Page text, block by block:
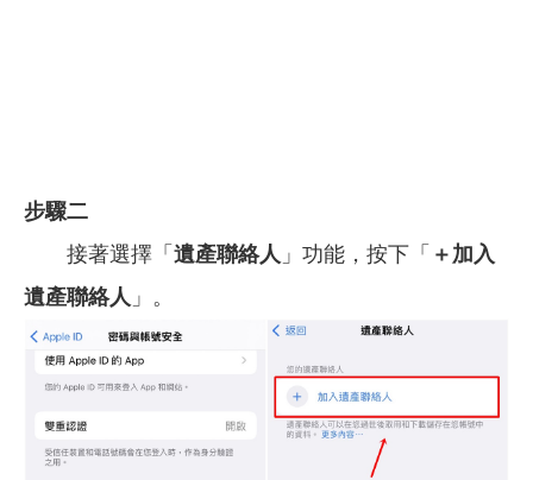
步驟二
接著選擇「 遺產聯絡人 」功能，按下「 ＋加入
遺產聯絡人 」。